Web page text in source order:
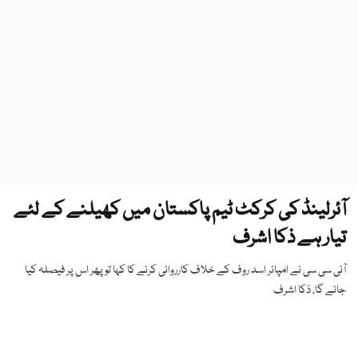
آئرلینڈ کی کرکٹ ٹیم پاکستان میں کھیلنے کے لئے
تیار ہے ذکا اشرف
آئی سی سی نے امپائر اسد روف کے خلاف کارروائی کرنے کا کہا تو پھر اس پر فیصلہ کیا
جائے گا، ذکا اشرف